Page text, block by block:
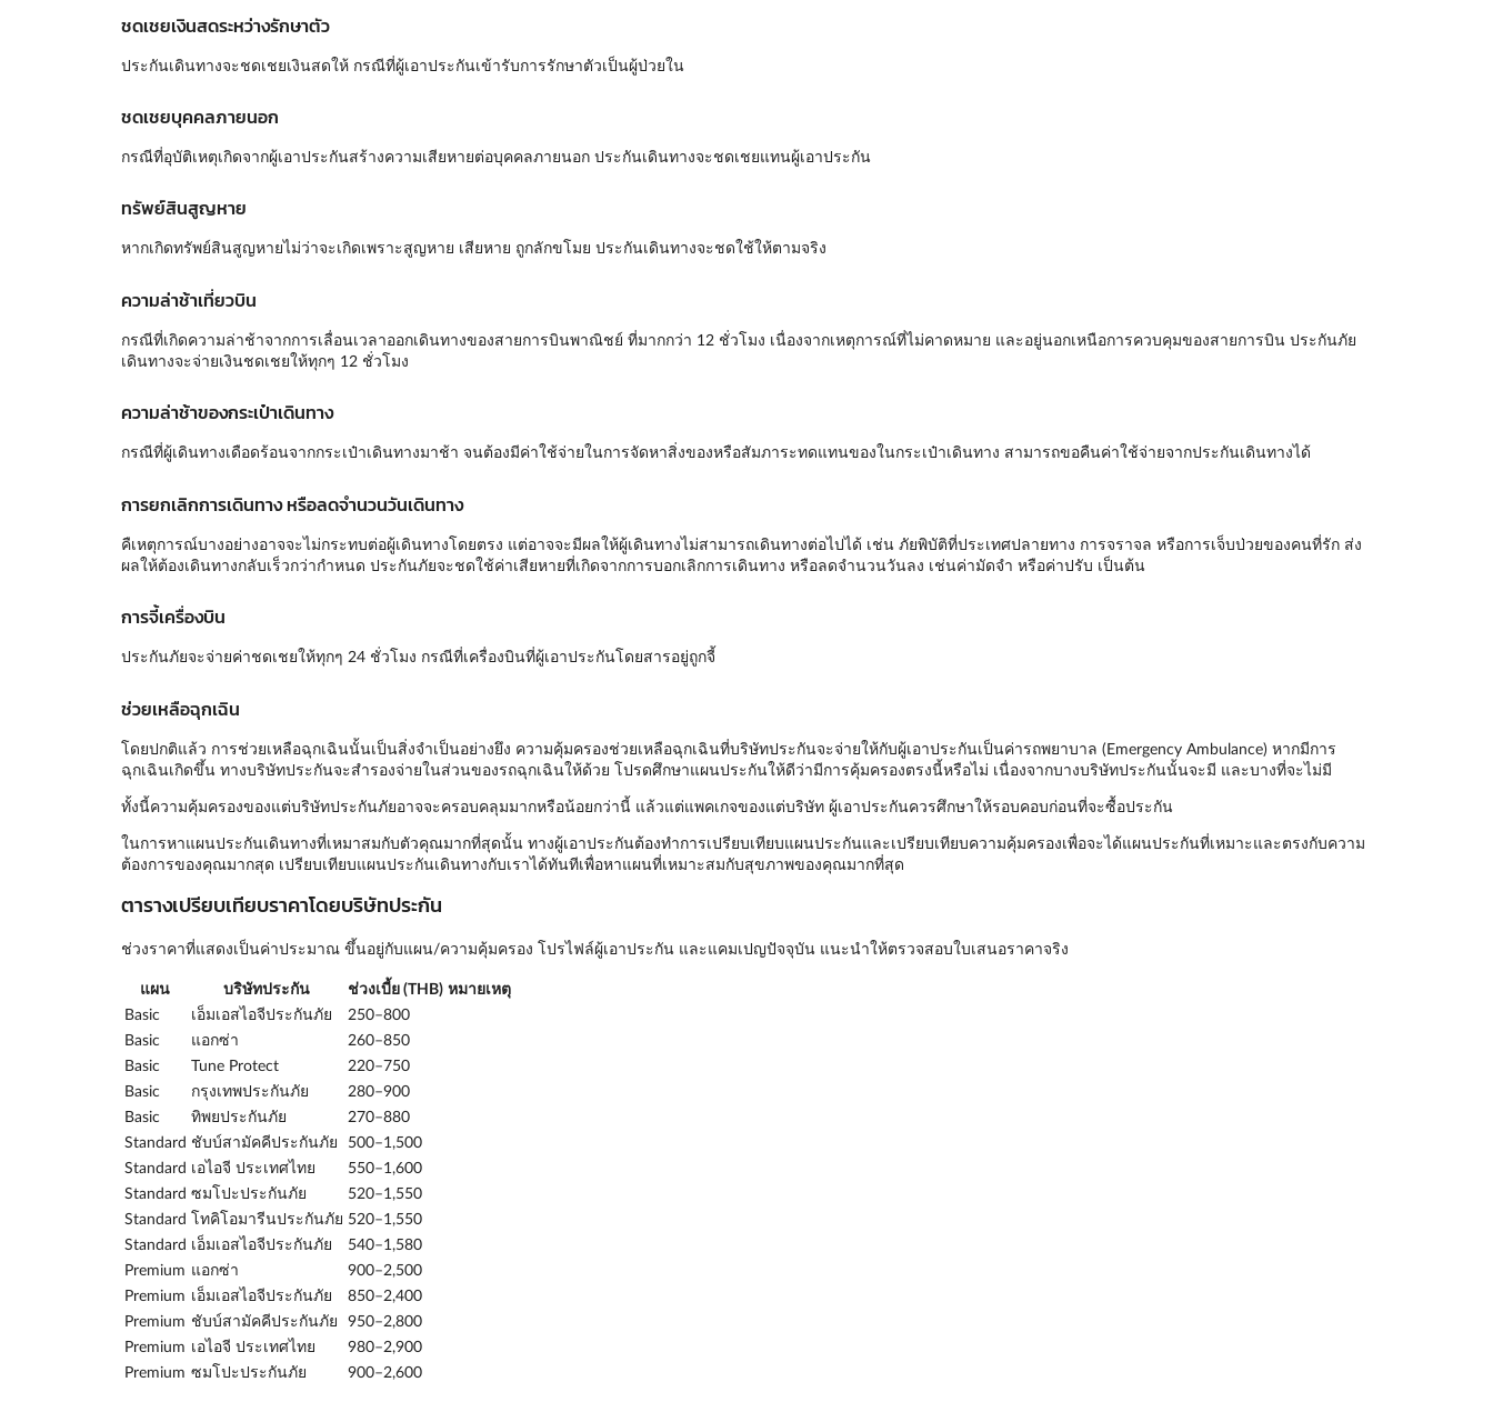
ชดเชยเงินสดระหว่างรักษาตัว
ประกันเดินทางจะชดเชยเงินสดให้ กรณีที่ผู้เอาประกันเข้ารับการรักษาตัวเป็นผู้ป่วยใน
ชดเชยบุคคลภายนอก
กรณีที่อุบัติเหตุเกิดจากผู้เอาประกันสร้างความเสียหายต่อบุคคลภายนอก ประกันเดินทางจะชดเชยแทนผู้เอาประกัน
ทรัพย์สินสูญหาย
หากเกิดทรัพย์สินสูญหายไม่ว่าจะเกิดเพราะสูญหาย เสียหาย ถูกลักขโมย ประกันเดินทางจะชดใช้ให้ตามจริง
ความล่าช้าเที่ยวบิน
กรณีที่เกิดความล่าช้าจากการเลื่อนเวลาออกเดินทางของสายการบินพาณิชย์ ที่มากกว่า 12 ชั่วโมง เนื่องจากเหตุการณ์ที่ไม่คาดหมาย และอยู่นอกเหนือการควบคุมของสายการบิน ประกันภัย
เดินทางจะจ่ายเงินชดเชยให้ทุกๆ 12 ชั่วโมง
ความล่าช้าของกระเป๋าเดินทาง
กรณีที่ผู้เดินทางเดือดร้อนจากกระเป๋าเดินทางมาช้า จนต้องมีค่าใช้จ่ายในการจัดหาสิ่งของหรือสัมภาระทดแทนของในกระเป๋าเดินทาง สามารถขอคืนค่าใช้จ่ายจากประกันเดินทางได้
การยกเลิกการเดินทาง หรือลดจำนวนวันเดินทาง
คืเหตุการณ์บางอย่างอาจจะไม่กระทบต่อผู้เดินทางโดยตรง แต่อาจจะมีผลให้ผู้เดินทางไม่สามารถเดินทางต่อไปได้ เช่น ภัยพิบัติที่ประเทศปลายทาง การจราจล หรือการเจ็บป่วยของคนที่รัก ส่ง
ผลให้ต้องเดินทางกลับเร็วกว่ากำหนด ประกันภัยจะชดใช้ค่าเสียหายที่เกิดจากการบอกเลิกการเดินทาง หรือลดจำนวนวันลง เช่นค่ามัดจำ หรือค่าปรับ เป็นต้น
การจี้เครื่องบิน
ประกันภัยจะจ่ายค่าชดเชยให้ทุกๆ 24 ชั่วโมง กรณีที่เครื่องบินที่ผู้เอาประกันโดยสารอยู่ถูกจี้
ช่วยเหลือฉุกเฉิน
โดยปกติแล้ว การช่วยเหลือฉุกเฉินนั้นเป็นสิ่งจำเป็นอย่างยึง ความคุ้มครองช่วยเหลือฉุกเฉินที่บริษัทประกันจะจ่ายให้กับผู้เอาประกันเป็นค่ารถพยาบาล (Emergency Ambulance) หากมีการ
ฉุกเฉินเกิดขึ้น ทางบริษัทประกันจะสำรองจ่ายในส่วนของรถฉุกเฉินให้ด้วย โปรดศึกษาแผนประกันให้ดีว่ามีการคุ้มครองตรงนี้หรือไม่ เนื่องจากบางบริษัทประกันนั้นจะมี และบางที่จะไม่มี
ทั้งนี้ความคุ้มครองของแต่บริษัทประกันภัยอาจจะครอบคลุมมากหรือน้อยกว่านี้ แล้วแต่แพคเกจของแต่บริษัท ผู้เอาประกันควรศึกษาให้รอบคอบก่อนที่จะซื้อประกัน
ในการหาแผนประกันเดินทางที่เหมาสมกับตัวคุณมากที่สุดนั้น ทางผู้เอาประกันต้องทำการเปรียบเทียบแผนประกันและเปรียบเทียบความคุ้มครองเพื่อจะได้แผนประกันที่เหมาะและตรงกับความ
ต้องการของคุณมากสุด เปรียบเทียบแผนประกันเดินทางกับเราได้ทันทีเพื่อหาแผนที่เหมาะสมกับสุขภาพของคุณมากที่สุด
ตารางเปรียบเทียบราคาโดยบริษัทประกัน
ช่วงราคาที่แสดงเป็นค่าประมาณ ขึ้นอยู่กับแผน/ความคุ้มครอง โปรไฟล์ผู้เอาประกัน และแคมเปญปัจจุบัน แนะนำให้ตรวจสอบใบเสนอราคาจริง
แผน บริษัทประกัน ช่วงเบี้ย (THB) หมายเหตุ
Basic
เอ็มเอสไอจีประกันภัย
250–800
Basic
แอกซ่า
260–850
Basic
Tune Protect
220–750
Basic
กรุงเทพประกันภัย
280–900
Basic
ทิพยประกันภัย
270–880
Standard ชับบ์สามัคคีประกันภัย
500–1,500
Standard เอไอจี ประเทศไทย
550–1,600
Standard ซมโปะประกันภัย
520–1,550
Standard โทคิโอมารีนประกันภัย 520–1,550
Standard เอ็มเอสไอจีประกันภัย
540–1,580
Premium แอกซ่า
900–2,500
Premium เอ็มเอสไอจีประกันภัย
850–2,400
Premium ชับบ์สามัคคีประกันภัย 950–2,800
Premium เอไอจี ประเทศไทย
980–2,900
Premium ซมโปะประกันภัย 900–2,600